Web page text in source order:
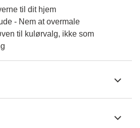
til dit hjem
- Nem at overmale
til kulørvalg, ikke som